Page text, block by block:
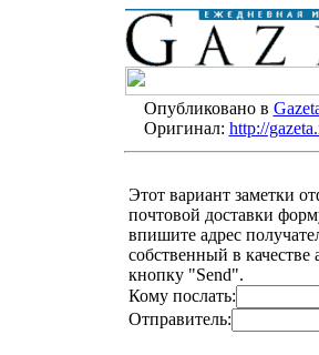
Опубликовано в
Оригинал: http://
Этот вариант заметки
почтовой доставки
впишите адрес
собственный в качестве
кнопку "Send".
Кому послать:
Отправитель: